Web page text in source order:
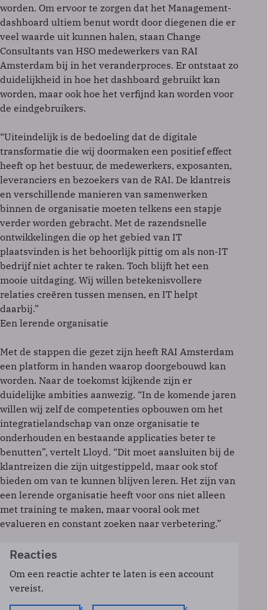
worden. Om ervoor te zorgen dat het Management-
dashboard ultiem benut wordt door diegenen die er
veel waarde uit kunnen halen, staan Change
Consultants van HSO medewerkers van RAI
Amsterdam bij in het veranderproces. Er ontstaat zo
duidelijkheid in hoe het dashboard gebruikt kan
worden, maar ook hoe het verfijnd kan worden voor
de eindgebruikers.
“Uiteindelijk is de bedoeling dat de digitale
transformatie die wij doormaken een positief effect
heeft op het bestuur, de medewerkers, exposanten,
leveranciers en bezoekers van de RAI. De klantreis
en verschillende manieren van samenwerken
binnen de organisatie moeten telkens een stapje
verder worden gebracht. Met de razendsnelle
ontwikkelingen die op het gebied van IT
plaatsvinden is het behoorlijk pittig om als non-IT
bedrijf niet achter te raken. Toch blijft het een
mooie uitdaging. Wij willen betekenisvollere
relaties creëren tussen mensen, en IT helpt
daarbij.”
Een lerende organisatie
Met de stappen die gezet zijn heeft RAI Amsterdam
een platform in handen waarop doorgebouwd kan
worden. Naar de toekomst kijkende zijn er
duidelijke ambities aanwezig. “In de komende jaren
willen wij zelf de competenties opbouwen om het
integratielandschap van onze organisatie te
onderhouden en bestaande applicaties beter te
benutten”, vertelt Lloyd. “Dit moet aansluiten bij de
klantreizen die zijn uitgestippeld, maar ook stof
bieden om van te kunnen blijven leren. Het zijn van
een lerende organisatie heeft voor ons niet alleen
met training te maken, maar vooral ook met
evalueren en constant zoeken naar verbetering.”
Reacties
Om een reactie achter te laten is een account
vereist.